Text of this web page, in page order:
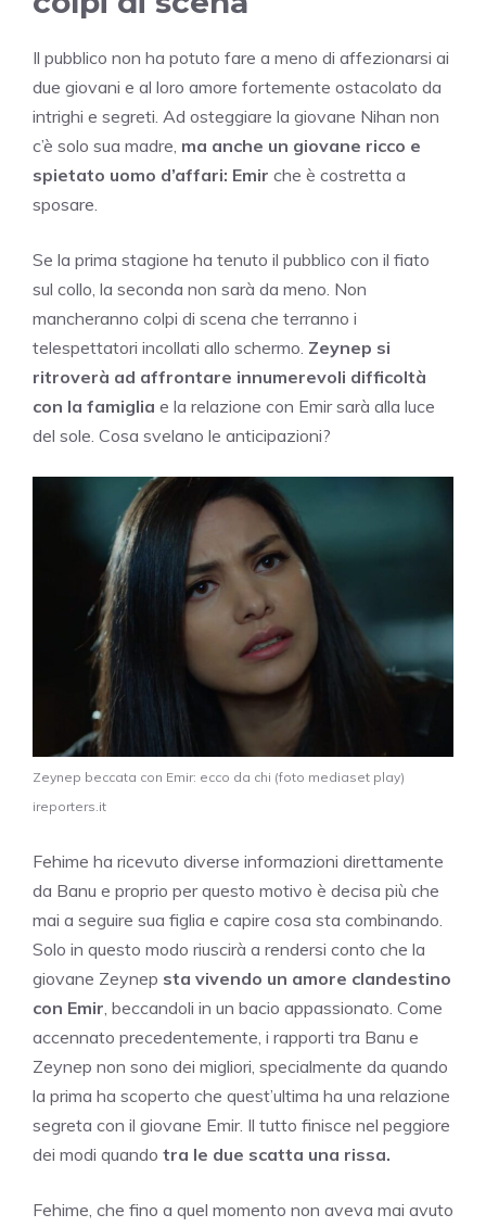
Il pubblico non ha potuto fare a meno di affezionarsi ai
due giovani e al loro amore fortemente ostacolato da
intrighi e segreti. Ad osteggiare la giovane Nihan non
c’è solo sua madre, ma anche un giovane ricco e
spietato uomo d’affari: Emir che è costretta a
sposare.
Se la prima stagione ha tenuto il pubblico con il fiato
sul collo, la seconda non sarà da meno. Non
mancheranno colpi di scena che terranno i
telespettatori incollati allo schermo. Zeynep si
ritroverà ad affrontare innumerevoli difficoltà
con la famiglia e la relazione con Emir sarà alla luce
del sole. Cosa svelano le anticipazioni?
Zeynep beccata con Emir: ecco da chi (foto mediaset play)
ireporters.it
Fehime ha ricevuto diverse informazioni direttamente
da Banu e proprio per questo motivo è decisa più che
mai a seguire sua figlia e capire cosa sta combinando.
Solo in questo modo riuscirà a rendersi conto che la
giovane Zeynep sta vivendo un amore clandestino
con Emir, beccandoli in un bacio appassionato. Come
accennato precedentemente, i rapporti tra Banu e
Zeynep non sono dei migliori, specialmente da quando
la prima ha scoperto che quest’ultima ha una relazione
segreta con il giovane Emir. Il tutto finisce nel peggiore
dei modi quando tra le due scatta una rissa.
Fehime, che fino a quel momento non aveva mai avuto